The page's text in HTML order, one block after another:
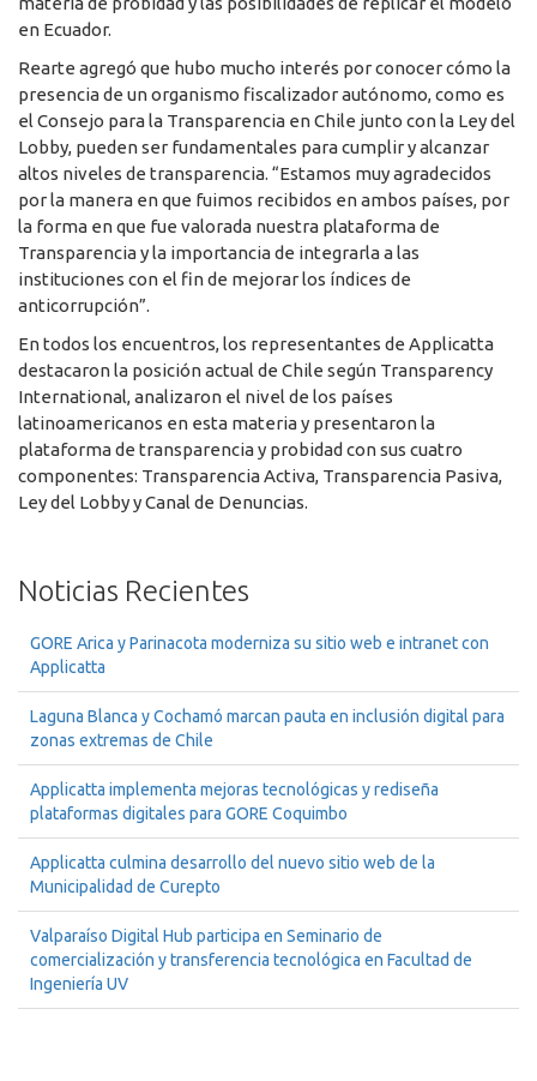
en Ecuador.
Rearte agregó que hubo mucho interés por conocer cómo la
presencia de un organismo fiscalizador autónomo, como es
el Consejo para la Transparencia en Chile junto con la Ley del
Lobby, pueden ser fundamentales para cumplir y alcanzar
altos niveles de transparencia. “Estamos muy agradecidos
por la manera en que fuimos recibidos en ambos países, por
la forma en que fue valorada nuestra plataforma de
Transparencia y la importancia de integrarla a las
instituciones con el fin de mejorar los índices de
anticorrupción”.
En todos los encuentros, los representantes de Applicatta
destacaron la posición actual de Chile según Transparency
International, analizaron el nivel de los países
latinoamericanos en esta materia y presentaron la
plataforma de transparencia y probidad con sus cuatro
componentes: Transparencia Activa, Transparencia Pasiva,
Ley del Lobby y Canal de Denuncias.
Noticias Recientes
GORE Arica y Parinacota moderniza su sitio web e intranet con
Applicatta
Laguna Blanca y Cochamó marcan pauta en inclusión digital para
zonas extremas de Chile
Applicatta implementa mejoras tecnológicas y rediseña
plataformas digitales para GORE Coquimbo
Applicatta culmina desarrollo del nuevo sitio web de la
Municipalidad de Curepto
Valparaíso Digital Hub participa en Seminario de
comercialización y transferencia tecnológica en Facultad de
Ingeniería UV